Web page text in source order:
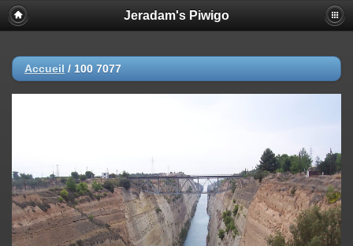
Jeradam's Piwigo
Accueil / 100 7077